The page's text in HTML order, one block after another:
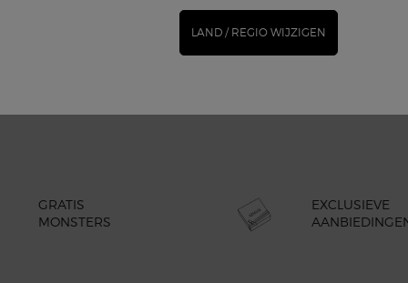
IN WINKELMANDJELUMINOUS SILK
GRATIS
MONSTERS
EXCLUSIEVE
LAND / REGIO WIJZIGEN